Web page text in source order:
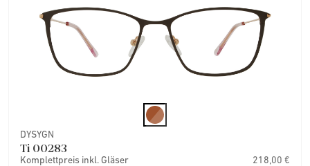
DYSYGN
Ti 00283
Komplettpreis inkl. Gläser 218,00 €